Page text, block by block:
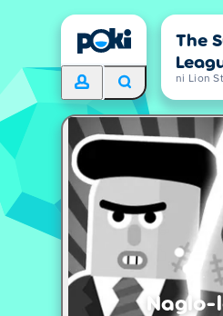
The
ni Lion
Naglo-